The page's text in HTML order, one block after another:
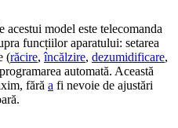
model este telecomanda
funcțiilor aparatului: setarea
(răcire,încălzire, dezumidificare,
automată. Această
fără a fi nevoie de ajustări